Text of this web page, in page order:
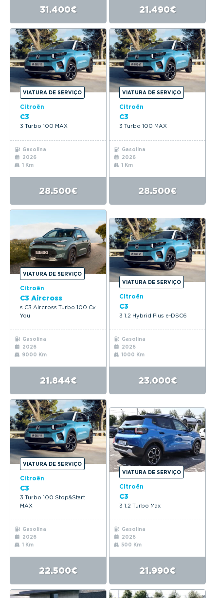
31.400€ 21.490€
VIATURA DE SERVIÇO
Citroën
C3
3 Turbo 100 MAX
Gasolina
2026
1 Km
28.500€
VIATURA DE SERVIÇO
Citroën
C3
3 Turbo 100 MAX
Gasolina
2026
1 Km
28.500€
VIATURA DE SERVIÇO
Citroën
C3 Aircross
s C3 Aircross Turbo 100 Cv
You
Gasolina
2026
9000 Km
21.844€
VIATURA DE SERVIÇO
Citroën
C3
3 1.2 Hybrid Plus e-DSC6
Gasolina
2026
1000 Km
23.000€
VIATURA DE SERVIÇO
Citroën
C3
3 Turbo 100 Stop&Start
MAX
Gasolina
2026
1 Km
22.500€
VIATURA DE SERVIÇO
Citroën
C3
3 1.2 Turbo Max
Gasolina
2026
500 Km
21.990€